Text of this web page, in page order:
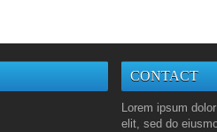
CONTACT
Lorem ipsum
elit, sed do